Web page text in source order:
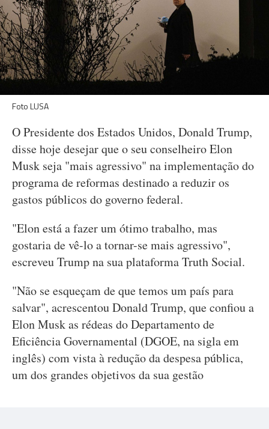
Foto LUSA
O Presidente dos Estados Unidos, Donald Trump,
disse hoje desejar que o seu conselheiro Elon
Musk seja "mais agressivo" na implementação do
programa de reformas destinado a reduzir os
gastos públicos do governo federal.
"Elon está a fazer um ótimo trabalho, mas
gostaria de vê-lo a tornar-se mais agressivo",
escreveu Trump na sua plataforma Truth Social.
"Não se esqueçam de que temos um país para
salvar", acrescentou Donald Trump, que confiou a
Elon Musk as rédeas do Departamento de
Eficiência Governamental (DGOE, na sigla em
inglês) com vista à redução da despesa pública,
um dos grandes objetivos da sua gestão